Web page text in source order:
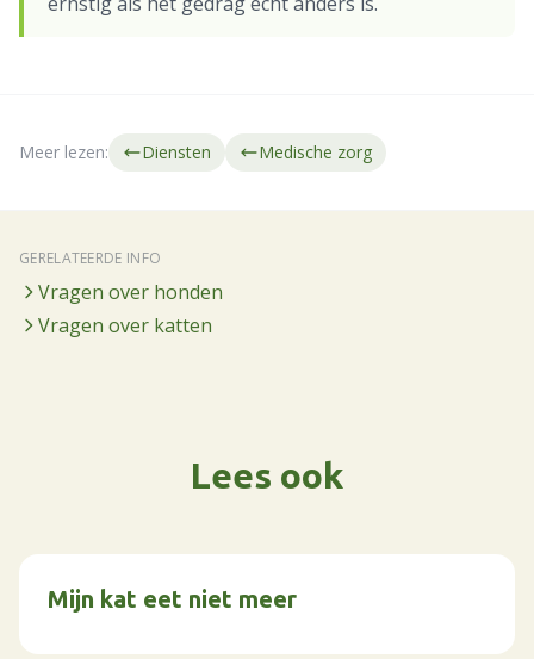
Meer lezen: Diensten Medische zorg
GERELATEERDE INFO
Vragen over honden
Vragen over katten
Lees ook
Mijn kat eet niet meer